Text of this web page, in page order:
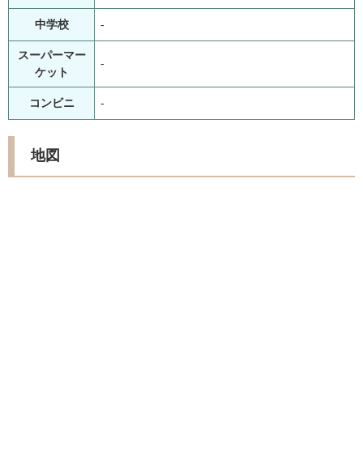
中学校 -
スーパーマー
ケット
-
コンビニ -
地図